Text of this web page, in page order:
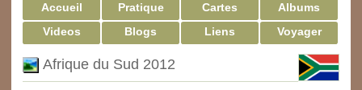
Accueil Pratique Cartes
Albums
Videos
Blogs Liens Voyager
Afrique du Sud 2012